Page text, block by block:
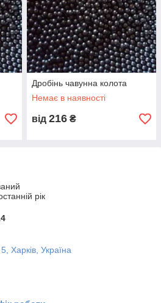
Дробінь чавунна колота
Немає в наявності
від 216 ₴
рік
Харків, Україна